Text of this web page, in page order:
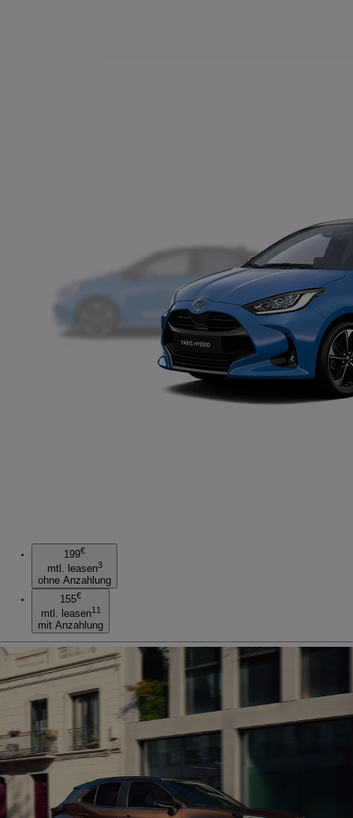
199€
mtl. leasen3
ohne Anzahlung
155€
mtl. leasen11
mit Anzahlung